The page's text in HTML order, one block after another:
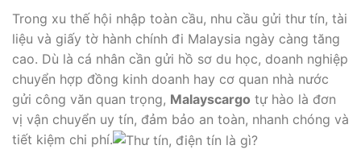
Trong xu thế hội nhập toàn cầu, nhu cầu gửi thư tín, tài
liệu và giấy tờ hành chính đi Malaysia ngày càng tăng
cao. Dù là cá nhân cần gửi hồ sơ du học, doanh nghiệp
chuyển hợp đồng kinh doanh hay cơ quan nhà nước
gửi công văn quan trọng, Malayscargo tự hào là đơn
vị vận chuyển uy tín, đảm bảo an toàn, nhanh chóng và
tiết kiệm chi phí.